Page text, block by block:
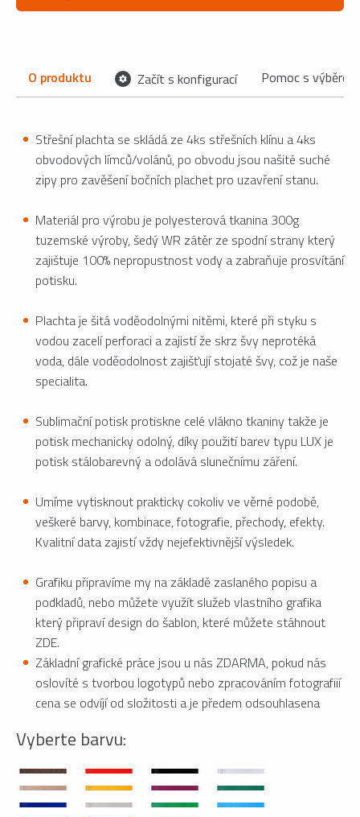
O produktu Začít s konfigurací Pomoc s výběrem
Střešní plachta se skládá ze 4ks střešních klínu a 4ks
obvodových límců/volánů, po obvodu jsou našité suché
zipy pro zavěšení bočních plachet pro uzavření stanu.
Materiál pro výrobu je polyesterová tkanina 300g
tuzemské výroby, šedý WR zátěr ze spodní strany který
zajištuje 100% nepropustnost vody a zabraňuje prosvítání
potisku.
Plachta je šitá voděodolnými nitěmi, které při styku s
vodou zacelí perforaci a zajistí že skrz švy neprotéká
voda, dále voděodolnost zajišťují stojaté švy, což je naše
specialita.
Sublimační potisk protiskne celé vlákno tkaniny takže je
potisk mechanicky odolný, díky použití barev typu LUX je
potisk stálobarevný a odolává slunečnímu záření.
Umíme vytisknout prakticky cokoliv ve věrné podobě,
veškeré barvy, kombinace, fotografie, přechody, efekty.
Kvalitní data zajistí vždy nejefektivnější výsledek.
Grafiku připravíme my na základě zaslaného popisu a
podkladů, nebo můžete využít služeb vlastního grafika
který připraví design do šablon, které můžete stáhnout
ZDE.
Základní grafické práce jsou u nás ZDARMA, pokud nás
oslovíté s tvorbou logotypů nebo zpracováním fotografiií
cena se odvíjí od složitosti a je předem odsouhlasena
Vyberte barvu: